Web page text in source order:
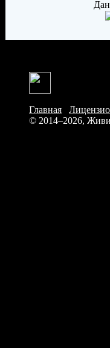
Главная
© 2014–2026,